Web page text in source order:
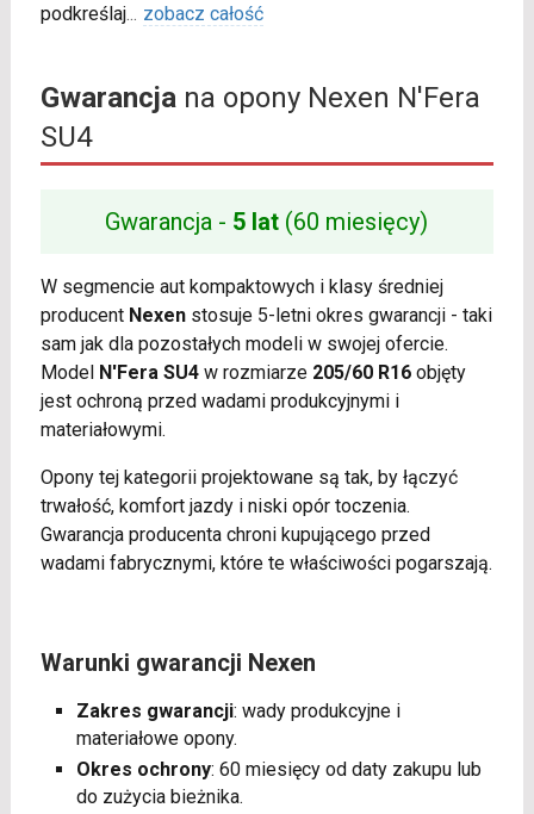
podkreślaj... zobacz całość
Gwarancjana opony Nexen N'Fera
SU4
Gwarancja - 5 lat (60 miesięcy)
W segmencie aut kompaktowych i klasy średniej
producent Nexenstosuje 5-letni okres gwarancji - taki
sam jak dla pozostałych modeli w swojej ofercie.
Model N'Fera SU4w rozmiarze 205/60 R16objęty
jest ochroną przed wadami produkcyjnymi i
materiałowymi.
Opony tej kategorii projektowane są tak, by łączyć
trwałość, komfort jazdy i niski opór toczenia.
Gwarancja producenta chroni kupującego przed
wadami fabrycznymi, które te właściwości pogarszają.
Warunki gwarancji Nexen
Zakres gwarancji: wady produkcyjne i
materiałowe opony.
Okres ochrony: 60 miesięcy od daty zakupu lub
do zużycia bieżnika.